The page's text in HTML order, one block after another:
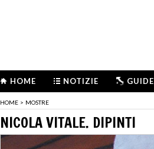
HOME NOTIZIE GUIDE
HOME > MOSTRE
NICOLA VITALE. DIPINTI